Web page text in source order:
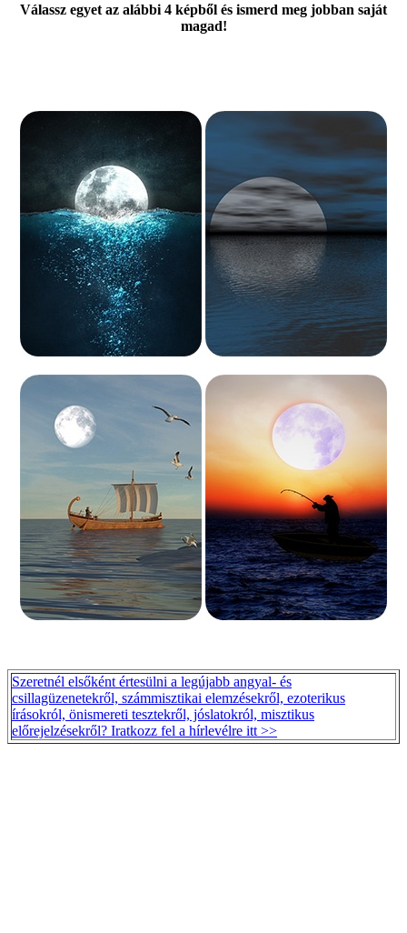
Válassz egyet az alábbi 4 képből és ismerd meg jobban saját
magad!
Szeretnél elsőként értesülni a legújabb angyal- és
csillagüzenetekről, számmisztikai elemzésekről, ezoterikus
írásokról, önismereti tesztekről, jóslatokról, misztikus
előrejelzésekről? Iratkozz fel a hírlevélre itt >>